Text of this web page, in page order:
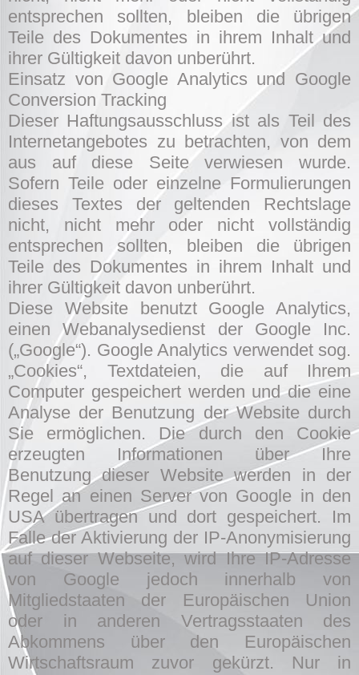
entsprechen sollten, bleiben die übrigen
Teile des Dokumentes in ihrem Inhalt und
ihrer Gültigkeit davon unberührt.
Einsatz von Google Analytics und Google
Conversion Tracking
Dieser Haftungsausschluss ist als Teil des
Internetangebotes zu betrachten, von dem
aus auf diese Seite verwiesen wurde.
Sofern Teile oder einzelne Formulierungen
dieses Textes der geltenden Rechtslage
nicht, nicht mehr oder nicht vollständig
entsprechen sollten, bleiben die übrigen
Teile des Dokumentes in ihrem Inhalt und
ihrer Gültigkeit davon unberührt.
Diese Website benutzt Google Analytics,
einen Webanalysedienst der Google Inc.
(„Google“). Google Analytics verwendet sog.
„Cookies“, Textdateien, die auf Ihrem
Computer gespeichert werden und die eine
Analyse der Benutzung der Website durch
Sie ermöglichen. Die durch den Cookie
erzeugten Informationen über Ihre
Benutzung dieser Website werden in der
Regel an einen Server von Google in den
USA übertragen und dort gespeichert. Im
Falle der Aktivierung der IP-Anonymisierung
auf dieser Webseite, wird Ihre IP-Adresse
von Google jedoch innerhalb von
Mitgliedstaaten der Europäischen Union
oder in anderen Vertragsstaaten des
Abkommens über den Europäischen
Wirtschaftsraum zuvor gekürzt. Nur in